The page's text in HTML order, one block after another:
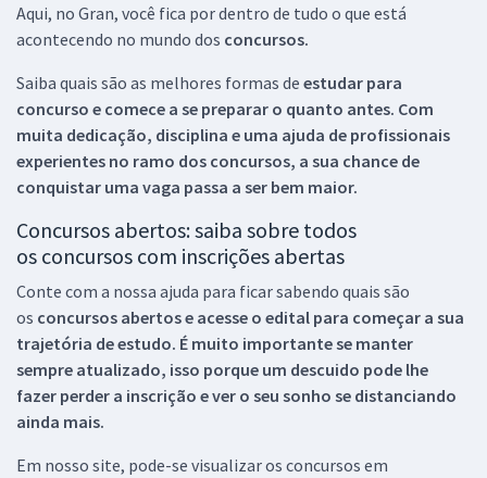
Aqui, no Gran, você fica por dentro de tudo o que está
acontecendo no mundo dos concursos.
Saiba quais são as melhores formas de estudar para
concurso e comece a se preparar o quanto antes. Com
muita dedicação, disciplina e uma ajuda de profissionais
experientes no ramo dos concursos, a sua chance de
conquistar uma vaga passa a ser bem maior.
Concursos abertos: saiba sobre todos
os concursos com inscrições abertas
Conte com a nossa ajuda para ficar sabendo quais são
os concursos abertos e acesse o edital para começar a sua
trajetória de estudo. É muito importante se manter
sempre atualizado, isso porque um descuido pode lhe
fazer perder a inscrição e ver o seu sonho se distanciando
ainda mais.
Em nosso site, pode-se visualizar os concursos em